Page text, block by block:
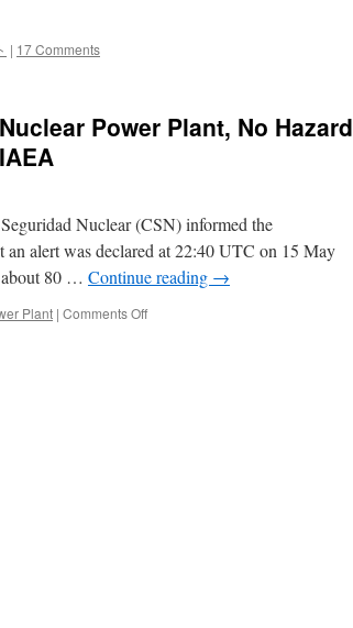
| 17 Comments
Power Plant, No Hazard
Nuclear (CSN) informed the
alert was declared at 22:40 UTC on 15 May
80 … Continue reading →
Plant | Comments Offon